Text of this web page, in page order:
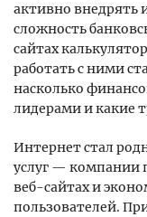
активно внедрять
сложность
сайтах
работать с ними
насколько
лидерами и какие
Интернет стал
услуг — компании
веб-сайтах и
пользователей.